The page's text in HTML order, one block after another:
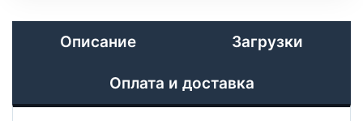
Описание Загрузки
Оплата и доставка